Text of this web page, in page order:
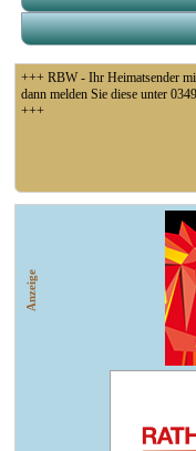
+++ RBW - Ihr Heimatsender
dann melden Sie diese unter
+++
+++ Fußball Oberliga Süd 1.
Anzeige